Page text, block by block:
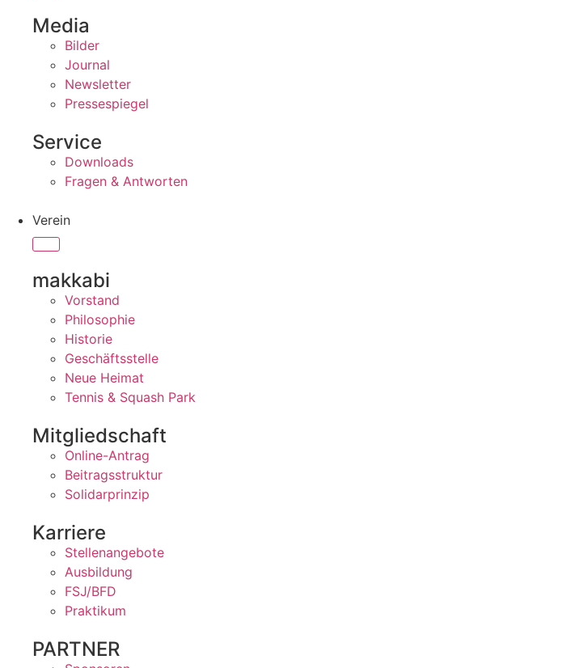
Media
Bilder
Journal
Newsletter
Pressespiegel
Service
Downloads
Fragen & Antworten
Verein
makkabi
Vorstand
Philosophie
Historie
Geschäftsstelle
Neue Heimat
Tennis & Squash Park
Mitgliedschaft
Online-Antrag
Beitragsstruktur
Solidarprinzip
Karriere
Stellenangebote
Ausbildung
FSJ/BFD
Praktikum
PARTNER